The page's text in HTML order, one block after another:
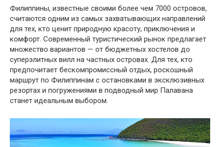
Филиппины, известные своими более чем 7000 островов,
считаются одним из самых захватывающих направлений
для тех, кто ценит природную красоту, приключения и
комфорт. Современный туристический рынок предлагает
множество вариантов — от бюджетных хостелов до
суперэлитных вилл на частных островах. Для тех, кто
предпочитает бескомпромиссный отдых, роскошный
маршрут по Филиппинам с остановками в эксклюзивных
резортах и погружениями в подводный мир Палавана
станет идеальным выбором.